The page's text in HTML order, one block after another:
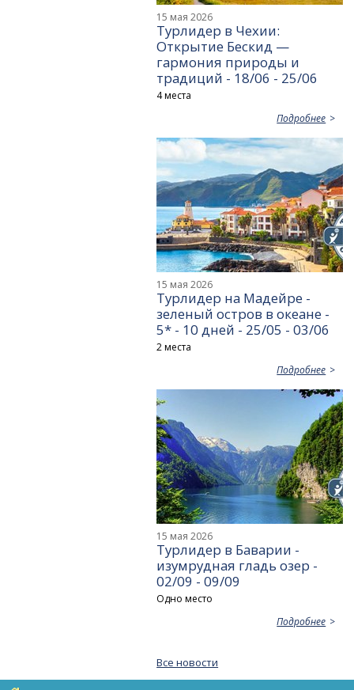
15 мая 2026
Турлидер в Чехии:
Открытие Бескид —
гармония природы и
традиций - 18/06 - 25/06
4 места
Подробнее
15 мая 2026
Турлидер на Мадейре -
зеленый остров в океане -
5* - 10 дней - 25/05 - 03/06
2 места
Подробнее
15 мая 2026
Турлидер в Баварии -
изумрудная гладь озер -
02/09 - 09/09
Одно место
Подробнее
Все новости